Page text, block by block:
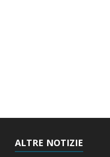
ALTRE NOTIZIE